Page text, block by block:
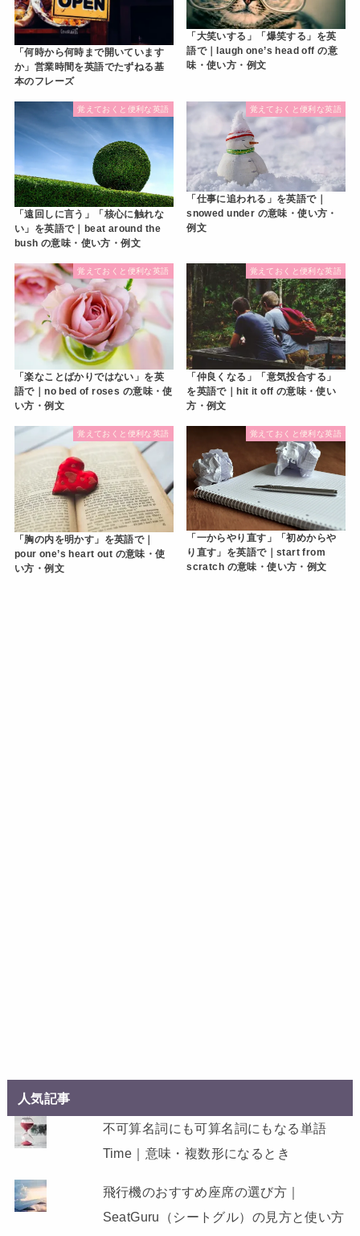
「何時から何時まで開いています
か」営業時間を英語でたずねる基
本のフレーズ
「大笑いする」「爆笑する」を英
語で｜laugh one’s head off の意
味・使い方・例文
覚えておくと便利な英語
「遠回しに言う」「核心に触れな
い」を英語で｜beat around the
bush の意味・使い方・例文
覚えておくと便利な英語
「仕事に追われる」を英語で｜
snowed under の意味・使い方・
例文
覚えておくと便利な英語
「楽なことばかりではない」を英
語で｜no bed of roses の意味・使
い方・例文
覚えておくと便利な英語
「仲良くなる」「意気投合する」
を英語で｜hit it off の意味・使い
方・例文
覚えておくと便利な英語
「胸の内を明かす」を英語で｜
pour one’s heart out の意味・使
い方・例文
覚えておくと便利な英語
「一からやり直す」「初めからや
り直す」を英語で｜start from
scratch の意味・使い方・例文
人気記事
不可算名詞にも可算名詞にもなる単語
Time｜意味・複数形になるとき
飛行機のおすすめ座席の選び方｜
SeatGuru（シートグル）の見方と使い方